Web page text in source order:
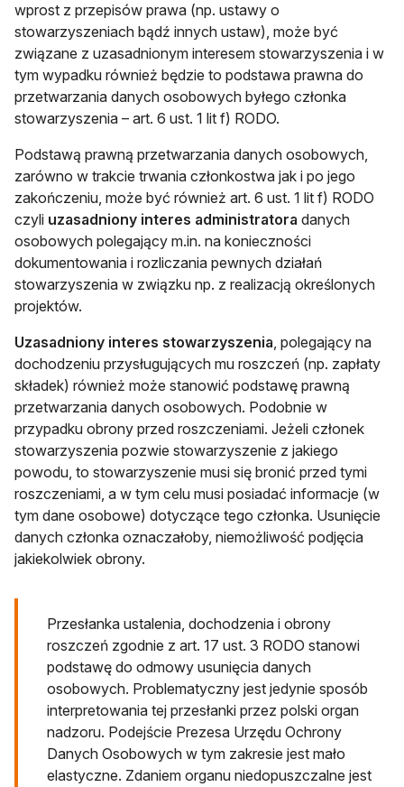
wprost z przepisów prawa (np. ustawy o
stowarzyszeniach bądź innych ustaw), może być
związane z uzasadnionym interesem stowarzyszenia i w
tym wypadku również będzie to podstawa prawna do
przetwarzania danych osobowych byłego członka
stowarzyszenia – art. 6 ust. 1 lit f) RODO.
Podstawą prawną przetwarzania danych osobowych,
zarówno w trakcie trwania członkostwa jak i po jego
zakończeniu, może być również art. 6 ust. 1 lit f) RODO
czyli uzasadniony interes administratora danych
osobowych polegający m.in. na konieczności
dokumentowania i rozliczania pewnych działań
stowarzyszenia w związku np. z realizacją określonych
projektów.
Uzasadniony interes stowarzyszenia, polegający na
dochodzeniu przysługujących mu roszczeń (np. zapłaty
składek) również może stanowić podstawę prawną
przetwarzania danych osobowych. Podobnie w
przypadku obrony przed roszczeniami. Jeżeli członek
stowarzyszenia pozwie stowarzyszenie z jakiego
powodu, to stowarzyszenie musi się bronić przed tymi
roszczeniami, a w tym celu musi posiadać informacje (w
tym dane osobowe) dotyczące tego członka. Usunięcie
danych członka oznaczałoby, niemożliwość podjęcia
jakiekolwiek obrony.
Przesłanka ustalenia, dochodzenia i obrony
roszczeń zgodnie z art. 17 ust. 3 RODO stanowi
podstawę do odmowy usunięcia danych
osobowych. Problematyczny jest jedynie sposób
interpretowania tej przesłanki przez polski organ
nadzoru. Podejście Prezesa Urzędu Ochrony
Danych Osobowych w tym zakresie jest mało
elastyczne. Zdaniem organu niedopuszczalne jest